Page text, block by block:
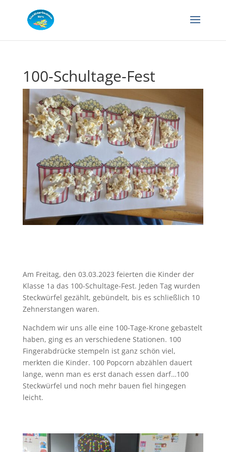
100-Schultage-Fest
Am Freitag, den 03.03.2023 feierten die Kinder der
Klasse 1a das 100-Schultage-Fest. Jeden Tag wurden
Steckwürfel gezählt, gebündelt, bis es schließlich 10
Zehnerstangen waren.
Nachdem wir uns alle eine 100-Tage-Krone gebastelt
haben, ging es an verschiedene Stationen. 100
Fingerabdrücke stempeln ist ganz schön viel,
merkten die Kinder. 100 Popcorn abzählen dauert
lange, wenn man es erst danach essen darf…100
Steckwürfel und noch mehr bauen fiel hingegen
leicht.